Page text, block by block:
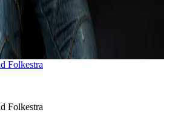
and Folkestra
Folkestra
Folkestra